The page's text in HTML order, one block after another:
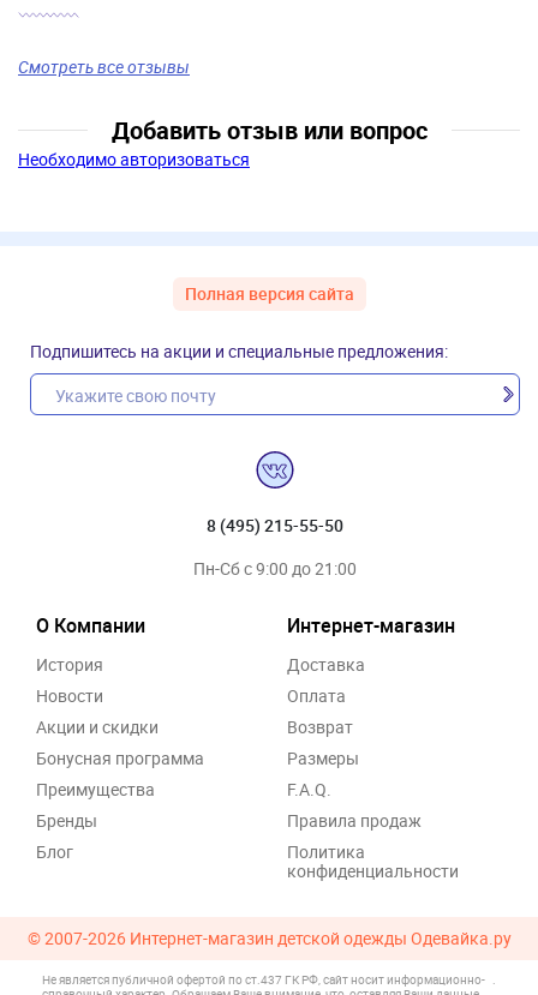
Смотреть все отзывы
Добавить отзыв или вопрос
Необходимо авторизоваться
Полная версия сайта
Подпишитесь на акции и специальные предложения:
8 (495) 215-55-50
Пн-Сб с 9:00 до 21:00
О Компании
История
Новости
Акции и скидки
Бонусная программа
Преимущества
Бренды
Блог
Интернет-магазин
Доставка
Оплата
Возврат
Размеры
F.A.Q.
Правила продаж
Политика
конфиденциальности
© 2007-2026 Интернет-магазин детской одежды Одевайка.ру
Не является публичной офертой по ст.437 ГК РФ, сайт носит информационно- .